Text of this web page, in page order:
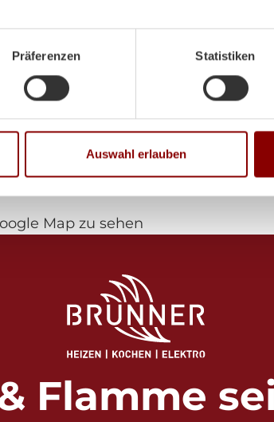
Präferenzen Statistiken
Auswahl erlauben
8:00-12:00
9:00 - 12:00
Map zu sehen
Flamme